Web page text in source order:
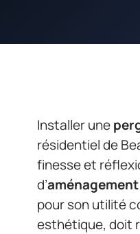
Installer une
résidentiel de
finesse et
d’
pour son utilité
esthétique, doit